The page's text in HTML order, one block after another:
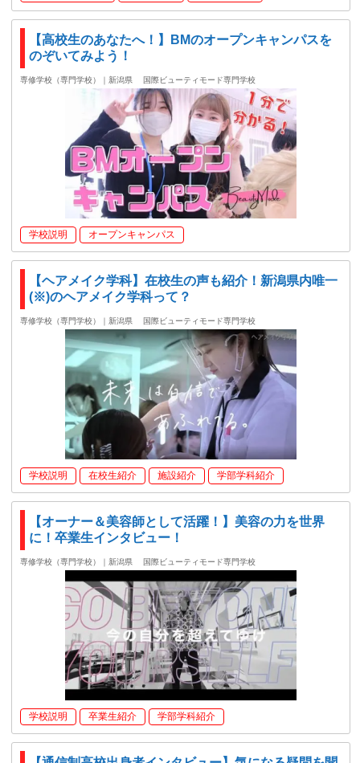
【高校生のあなたへ！】BMのオープンキャンパスを
のぞいてみよう！
専修学校（専門学校）｜新潟県 国際ビューティモード専門学校
学校説明 オープンキャンパス
【ヘアメイク学科】在校生の声も紹介！新潟県内唯一
(※)のヘアメイク学科って？
専修学校（専門学校）｜新潟県 国際ビューティモード専門学校
学校説明 在校生紹介 施設紹介 学部学科紹介
【オーナー＆美容師として活躍！】美容の力を世界
に！卒業生インタビュー！
専修学校（専門学校）｜新潟県 国際ビューティモード専門学校
学校説明 卒業生紹介 学部学科紹介